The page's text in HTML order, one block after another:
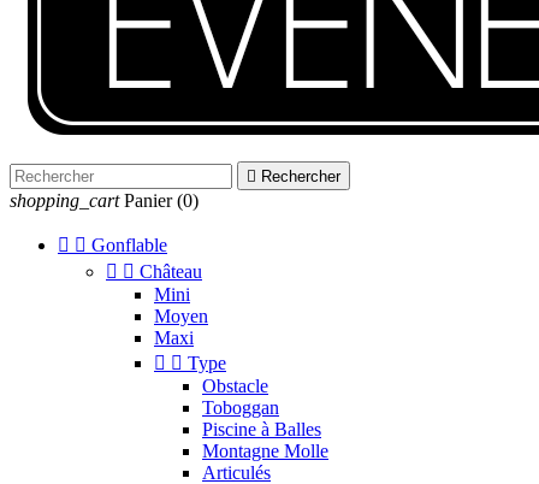
 Rechercher
shopping_cart Panier (0)
  Gonflable
  Château
Mini
Moyen
Maxi
  Type
Obstacle
Toboggan
Piscine à Balles
Montagne Molle
Articulés